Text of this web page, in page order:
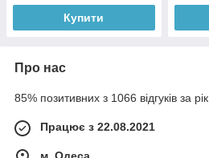
Купити
Про нас
85% позитивних з 1066 відгуків за рік
Працює з 22.08.2021